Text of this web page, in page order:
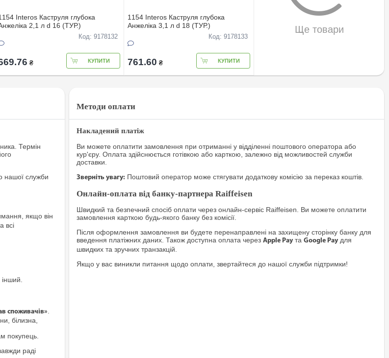
Interos Каструля глубока
2,1 л d 16 (ТУР.)
Код: 9178132
₴ КУПИТИ
1154 Interos Каструля глубока
Анжелiка 3,1 л d 18 (ТУР.)
Код: 9178133
761.60 ₴ КУПИТИ
Ще товари
Термін
нашої служби
якщо він
всі
споживачів»
білизна,
покупець.
раді
Методи оплати
Накладений платіж
Ви можете оплатити замовлення при отриманні у відділенні поштового оператора або
кур'єру. Оплата здійснюється готівкою або карткою, залежно від можливостей служби
доставки.
Зверніть увагу: Поштовий оператор може стягувати додаткову комісію за переказ коштів.
Онлайн-оплата від банку-партнера Raiffeisen
Швидкий та безпечний спосіб оплати через онлайн-сервіс Raiffeisen. Ви можете оплатити
замовлення карткою будь-якого банку без комісії.
Після оформлення замовлення ви будете перенаправлені на захищену сторінку банку для
введення платіжних даних. Також доступна оплата черезApple Pay таGoogle Pay для
швидких та зручних транзакцій.
Якщо у вас виникли питання щодо оплати, звертайтеся до нашої служби підтримки!